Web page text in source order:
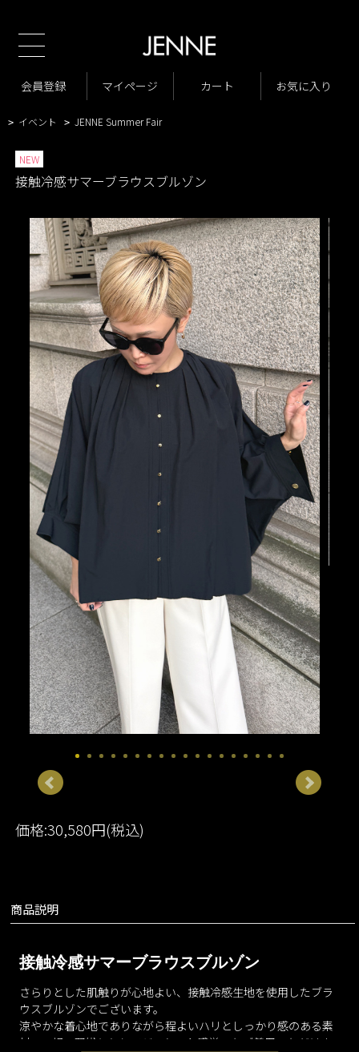
会員登録 マイページ カート お気に入り
TOP
商品一覧 > New Arrivals
VARIATION LIST3 接触冷感サマーブラウスブルゾン
> イベント > JENNE Summer Fair
NEW
接触冷感サマーブラウスブルゾン
価格:30,580円(税込)
商品説明
接触冷感サマーブラウスブルゾン
さらりとした肌触りが心地よい、接触冷感生地を使用したブラ
ウスブルゾンでございます。
涼やかな着心地でありながら程よいハリとしっかり感のある素
材で、軽い羽織りとしてジャケット感覚でもご着用いただけま